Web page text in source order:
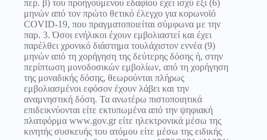
περ. β) του προηγούμενου εδαφίου έχει ισχύ έξι (6)
μηνών από τον πρώτο θετικό έλεγχο για κορωνοϊό
COVID-19, που πραγματοποιείται σύμφωνα με την
παρ. 3. Όσοι ενήλικοι έχουν εμβολιαστεί και έχει
παρέλθει χρονικό διάστημα τουλάχιστον εννέα (9)
μηνών από τη χορήγηση της δεύτερης δόσης ή, στην
περίπτωση μονοδοσικών εμβολίων, από τη χορήγηση
της μοναδικής δόσης, θεωρούνται πλήρως
εμβολιασμένοι εφόσον έχουν λάβει και την
αναμνηστική δόση. Τα ανωτέρω πιστοποιητικά
επιδεικνύονται είτε εκτυπωμένα από την ψηφιακή
πλατφόρμα www.gov.gr είτε ηλεκτρονικά μέσω της
κινητής συσκευής του ατόμου είτε μέσω της ειδικής